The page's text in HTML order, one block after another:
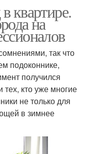
квартире.
на
так что
подоконнике,
получился
кто уже многие
не только для
в зимнее